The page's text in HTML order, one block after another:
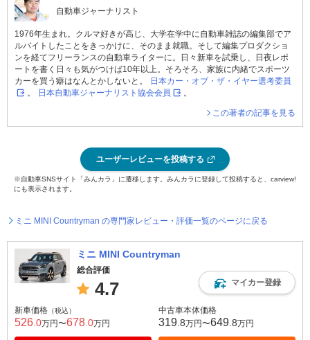
自動車ジャーナリスト
1976年生まれ。クルマ好きが高じ、大学在学中に自動車雑誌の編集部でア
ルバイトしたことをきっかけに、そのまま就職。そして編集プロダクショ
ンを経てフリーランスの自動車ライターに。日々新車を試乗し、日夜レポ
ートを書く日々も気がつけば10年以上。そろそろ、家族に内緒でスポーツ
カーを買う癖はなんとかしないと。
日本カー・オブ・ザ・イヤー選考委員
。
日本自動車ジャーナリスト協会会員 。
この著者の記事を見る
ユーザーレビューを投稿する
※自動車SNSサイト「みんカラ」に遷移します。みんカラに登録して投稿すると、carview!
にも表示されます。
ミニ MINI Countryman の専門家レビュー・評価一覧のページに戻る
ミニ MINI Countryman
総合評価
4.7 マイカー登録
新車価格 （税込）
526 .0万円〜678 .0万円
中古車本体価格
319 .8万円〜649 .8万円